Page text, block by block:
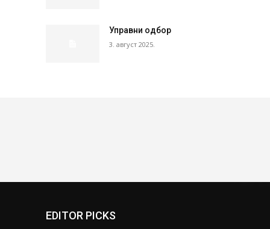
Управни одбор
3. август 2025.
EDITOR PICKS